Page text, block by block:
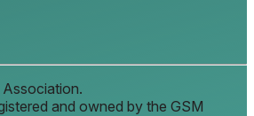
and owned by the GSM